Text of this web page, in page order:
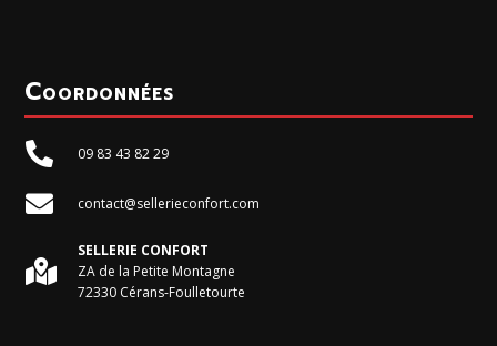
Coordonnées
 09 83 43 82 29
 contact@sellerieconfort.com

SELLERIE CONFORT
ZA de la Petite Montagne
72330 Cérans-Foulletourte